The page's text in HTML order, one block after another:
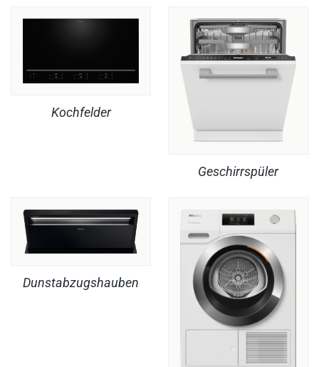
Kochfelder
Geschirrspüler
Dunstabzugshauben